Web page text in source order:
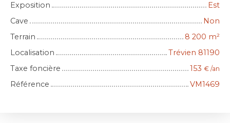
Exposition
Est
Cave
Non
Terrain
8 200 m²
Localisation
Trévien 81190
Taxe foncière
153 € /an
Référence VM1469